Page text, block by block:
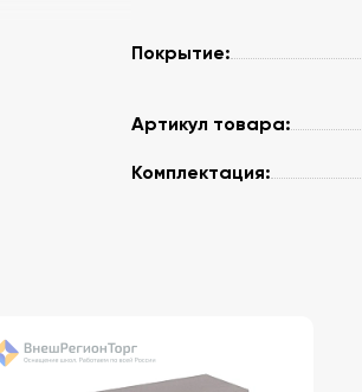
Покрытие:
Артикул товара:
Комплектация: